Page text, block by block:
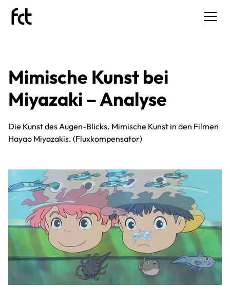
Mimische Kunst bei
Miyazaki – Analyse
Die Kunst des Augen-Blicks. Mimische Kunst in den Filmen
Hayao Miyazakis. (Fluxkompensator)